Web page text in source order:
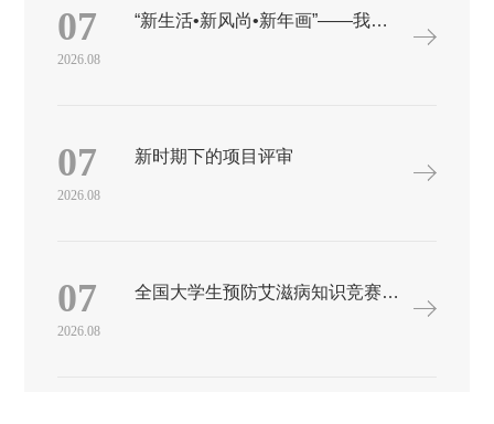
文学活动，自2010年启动以来，已成功举办十届，得到来自全国
各地作者的积极参与，已成为我省全民阅读一项重要的品牌活
动。 征集人群本届“我的读书故事”征文，面向全国城乡广大干部
笔、读后感等。 评选征文截稿后，将邀请省内知名作家、评论
家、编辑等组成评审委员会，按照公开、公平、公正的原则，评
登。活动结束后，优秀作品将酌情结集出版。 投稿方式石家庄市
wddsgs@163.com（欢迎投递电子稿件）
07
2026.08
“新生活•新风尚•新年画”——我们的小康生活主题美术创作征集
07
2026.08
新时期下的项目评审
07
2026.08
全国大学生预防艾滋病知识竞赛公益传播文化节征集作品